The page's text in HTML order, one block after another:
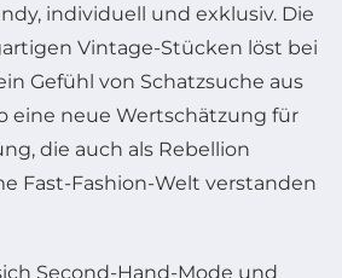
individuell und exklusiv. Die
Vintage-Stücken löst bei
Gefühl von Schatzsuche aus
eine neue Wertschätzung für
die auch als Rebellion
Fast-Fashion-Welt verstanden
Second-Hand-Mode und